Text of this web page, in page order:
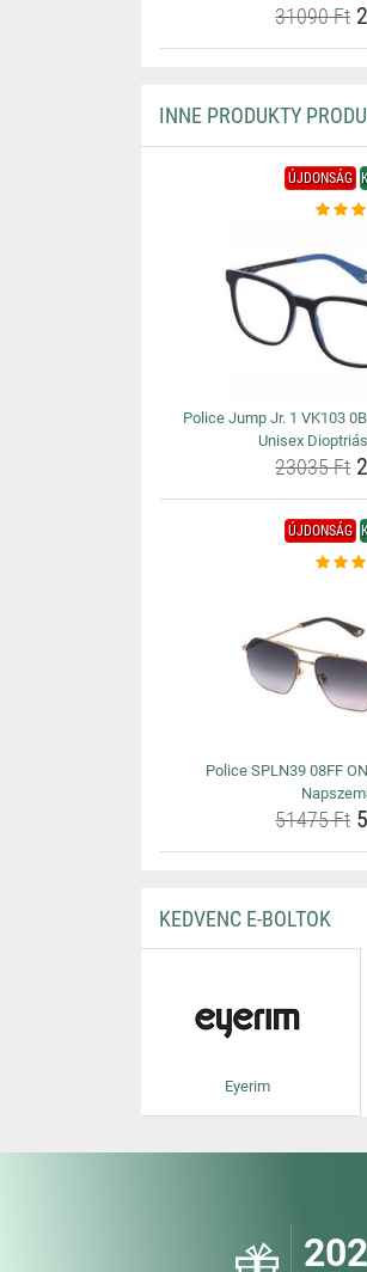
31090 Ft
INNE PRODUKTY
ÚJDONSÁG
Police Jump Jr. 1 VK103
Unisex
23035 Ft
ÚJDONSÁG
Police SPLN39 08FF
51475 Ft
KEDVENC E-BOLTOK
Eyerim